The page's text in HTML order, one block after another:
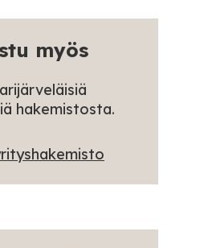
myös
hakemistosta.